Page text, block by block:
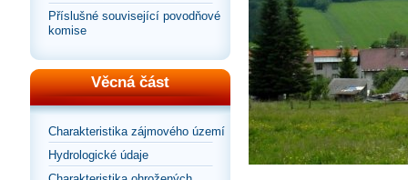
Příslušné související povodňové
komise
Věcná část
Charakteristika zájmového území
Hydrologické údaje